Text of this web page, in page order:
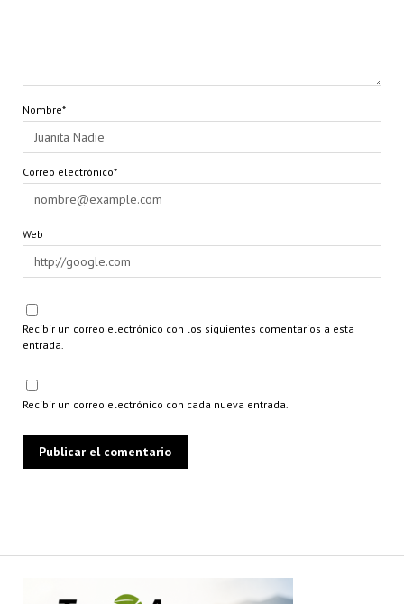
Nombre*
Correo electrónico*
Web
Recibir un correo electrónico con los siguientes comentarios a esta
entrada.
Recibir un correo electrónico con cada nueva entrada.